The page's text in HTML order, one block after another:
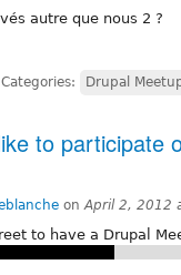
autre que nous 2 ?
Categories: Drupal
to participate
on April 2, 2012
to have a Drupal